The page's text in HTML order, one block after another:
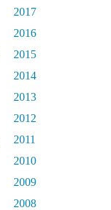
2017
2016
2015
2014
2013
2012
2011
2010
2009
2008